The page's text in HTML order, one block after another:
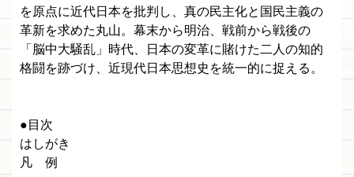
を原点に近代日本を批判し、真の民主化と国民主義の
革新を求めた丸山。幕末から明治、戦前から戦後の
「脳中大騒乱」時代、日本の変革に賭けた二人の知的
格闘を跡づけ、近現代日本思想史を統一的に捉える。
●目次
はしがき
凡 例